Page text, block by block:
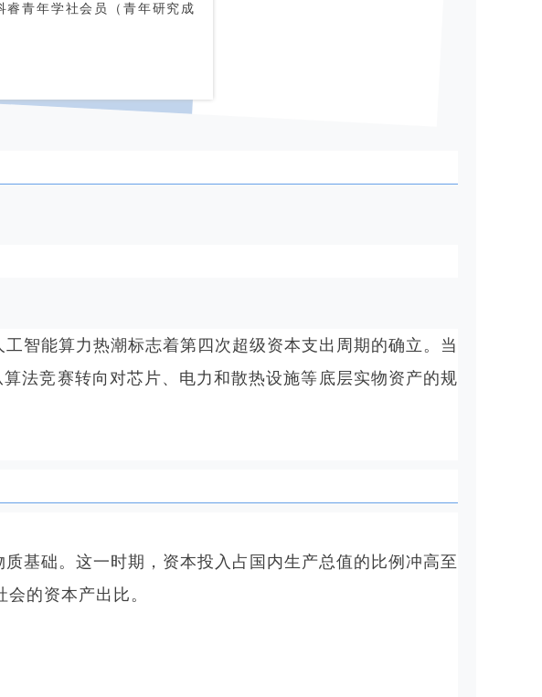
睿青年学社会员（青年研究成
智能算力热潮标志着第四次超级资本支出周期的确立。当
法竞赛转向对芯片、电力和散热设施等底层实物资产的规
基础。这一时期，资本投入占国内生产总值的比例冲高至
的资本产出比。